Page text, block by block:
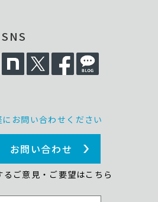
お問い合わせください
お問い合わせ
るご意見・ご要望はこちら